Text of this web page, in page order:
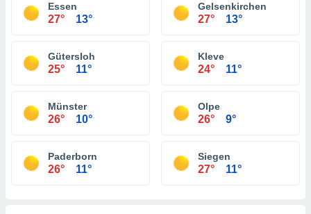
Essen
27° 13°
Gelsenkirchen
27° 13°
Gütersloh
25° 11°
Kleve
24° 11°
Münster
26° 10°
Olpe
26° 9°
Paderborn
26° 11°
Siegen
27° 11°